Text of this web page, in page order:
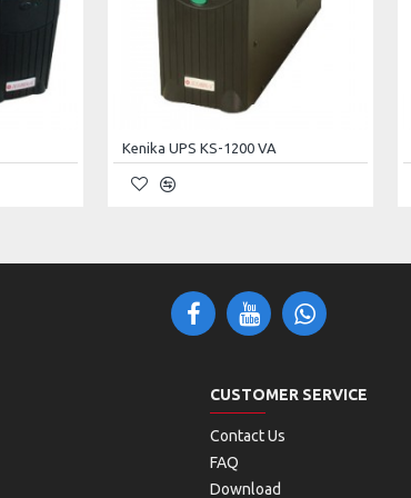
terbaru dengan rata-rata 6%.
Kenika UPS KS-1200 VA
CUSTOMER SERVICE
Contact Us
FAQ
Download